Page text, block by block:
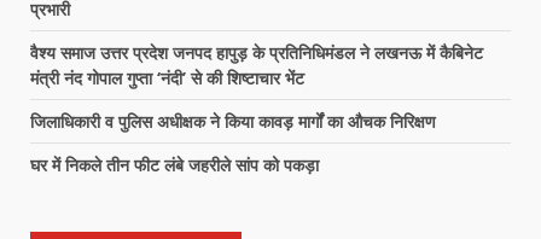
प्रभारी
वैश्य समाज उत्तर प्रदेश जनपद हापुड़ के प्रतिनिधिमंडल ने लखनऊ में कैबिनेट
मंत्री नंद गोपाल गुप्ता ‘नंदी’ से की शिष्टाचार भेंट
जिलाधिकारी व पुलिस अधीक्षक ने किया कावड़ मार्गों का औचक निरिक्षण
घर में निकले तीन फीट लंबे जहरीले सांप को पकड़ा